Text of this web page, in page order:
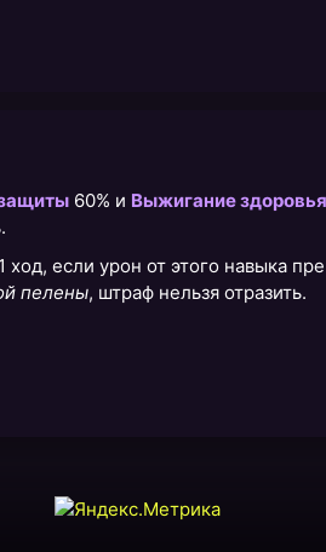
60% и Выжигание здоровья
ход, если урон от этого навыка
пелены, штраф нельзя отразить.